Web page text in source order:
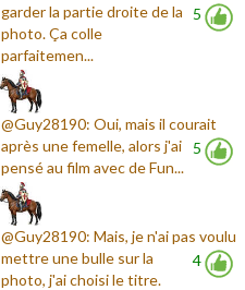
5
garder la partie droite de la
photo. Ça colle
parfaitemen...
5
@Guy28190: Oui, mais il courait
après une femelle, alors j'ai
pensé au film avec de Fun...
4
@Guy28190: Mais, je n'ai pas voulu
mettre une bulle sur la
photo, j'ai choisi le titre.